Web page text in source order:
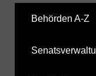
Behörden A-Z